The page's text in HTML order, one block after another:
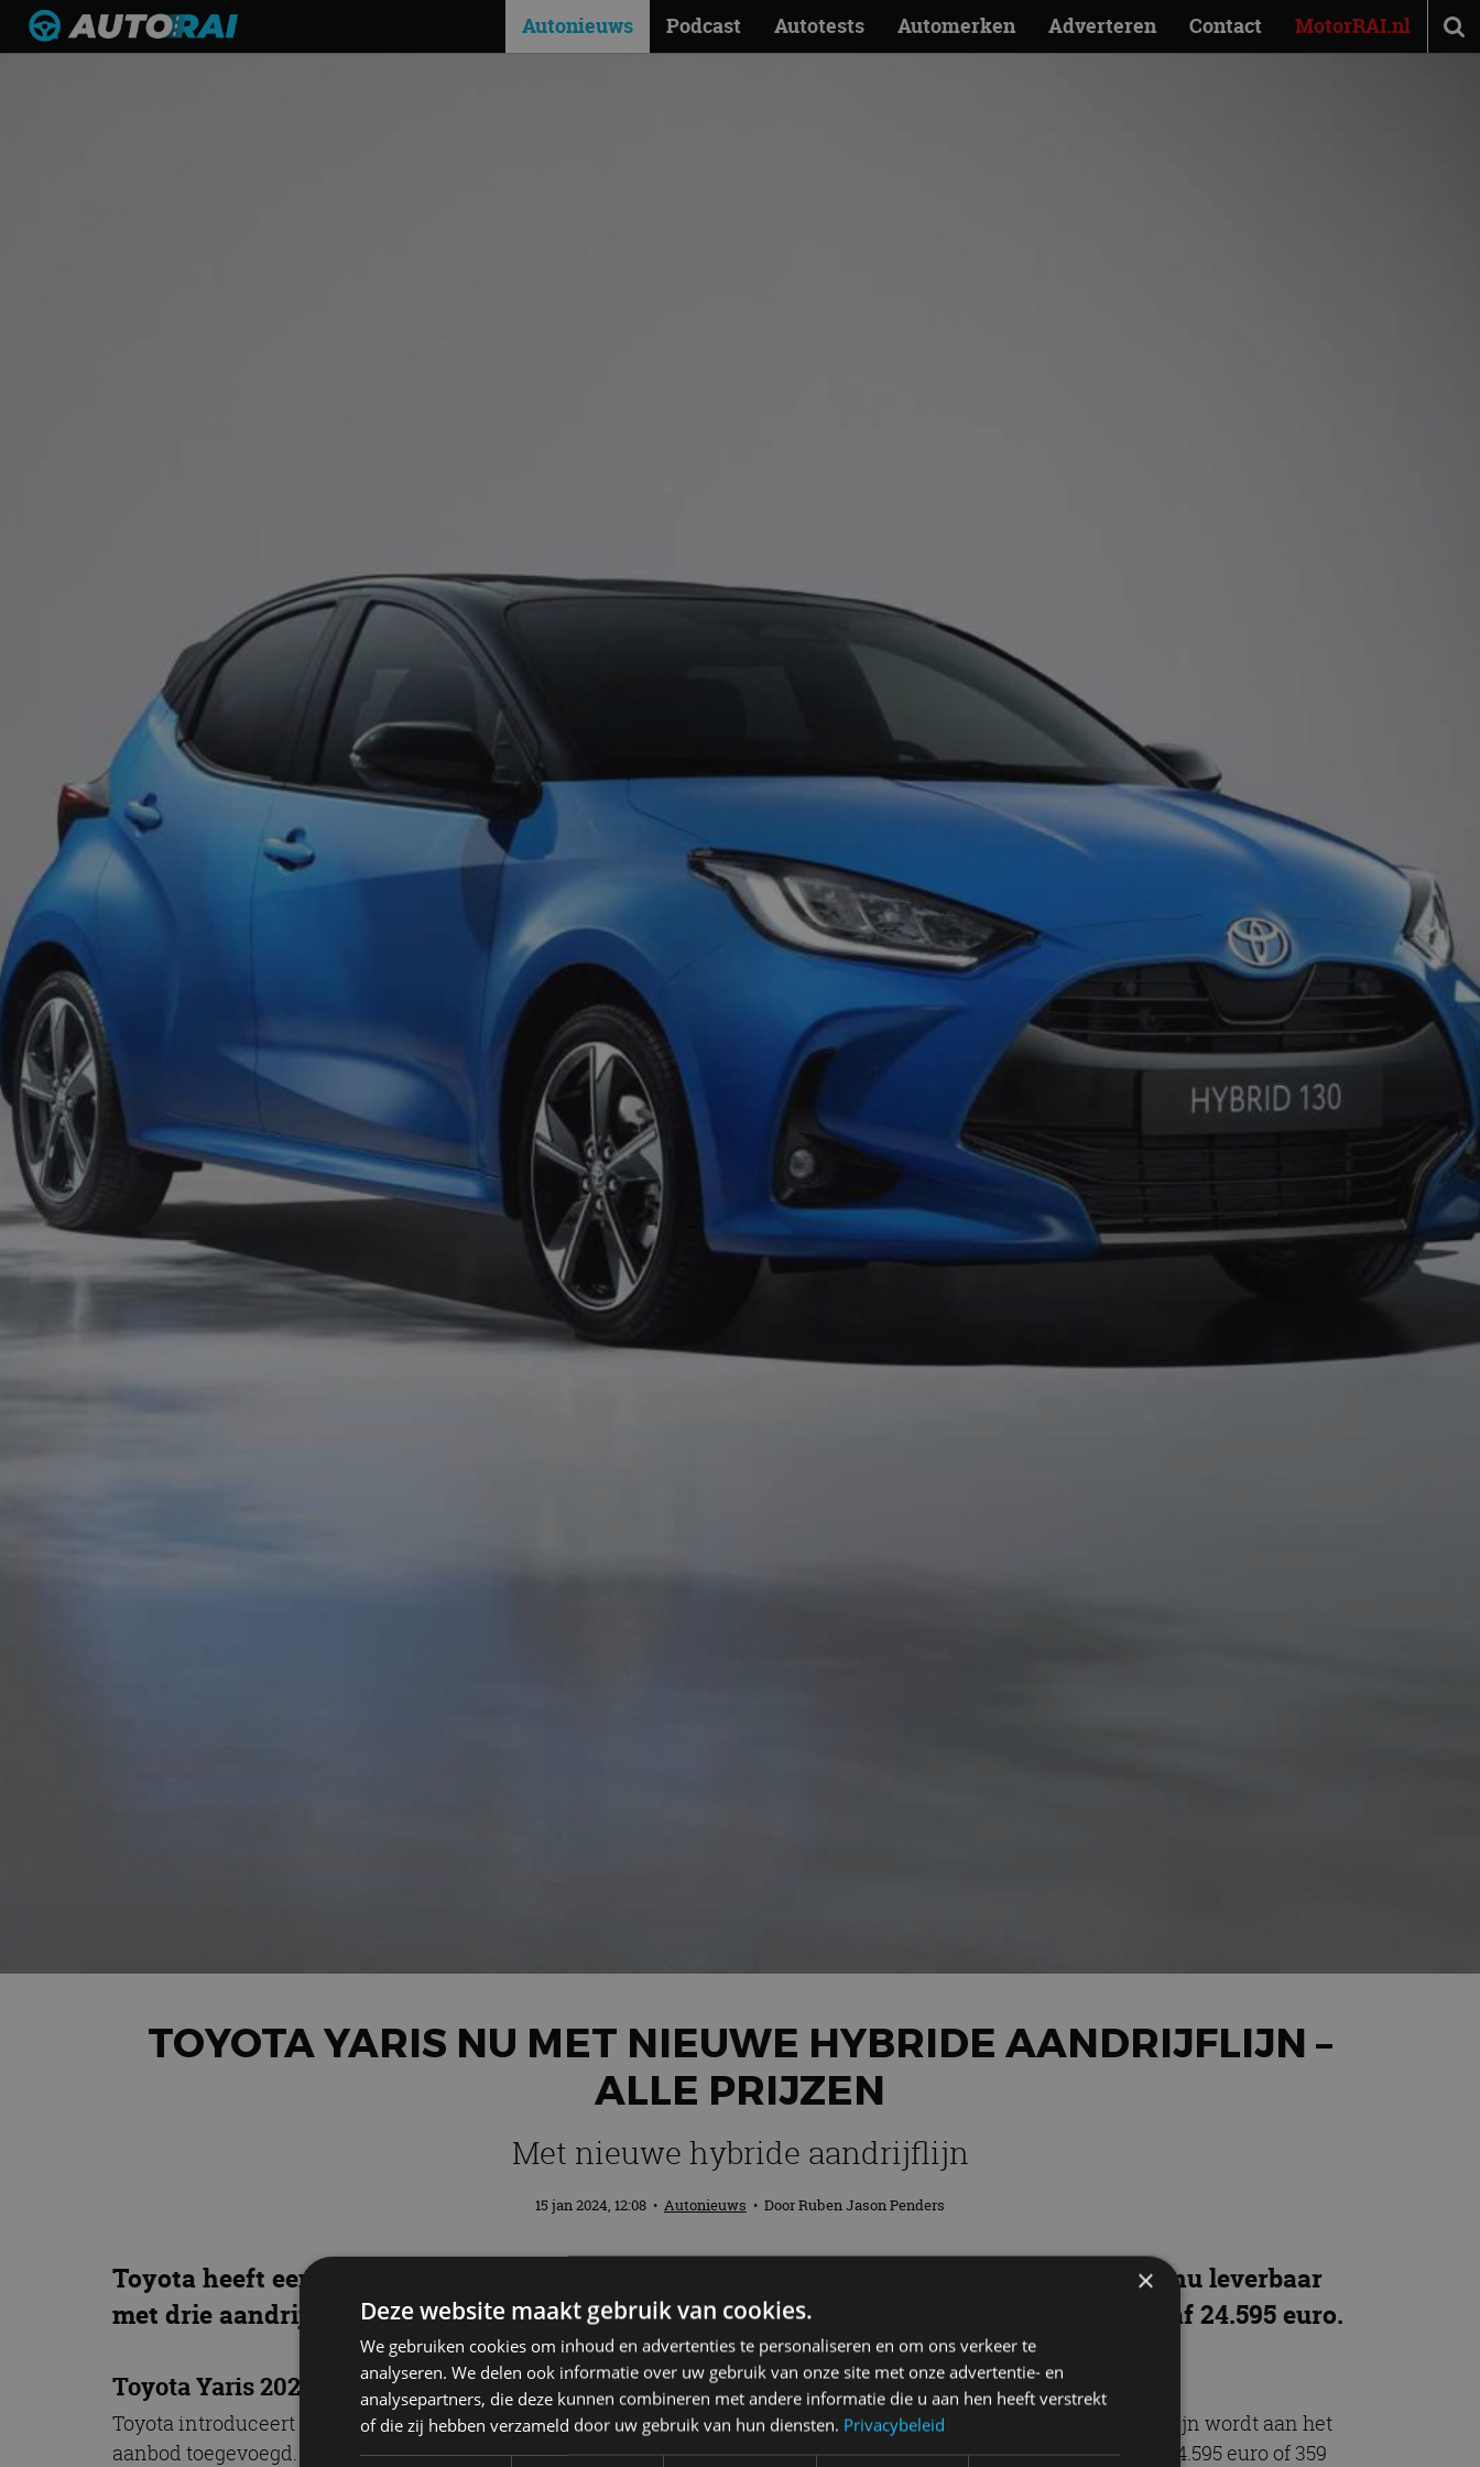
Autonieuws Podcast Autotests Automerken Adverteren Contact MotorRAI.nl
TOYOTA YARIS NU MET NIEUWE HYBRIDE AANDRIJFLIJN –
ALLE PRIJZEN
Met nieuwe hybride aandrijflijn
15 jan 2024, 12:08 • Autonieuws • DoorRuben Jason Penders
Toyota heeft een prijskaartje geplakt op de verbeterde Yaris. De compacte hatchback is nu leverbaar
met drie aandrijflijnen – waarvan twee hybride-elektrische aandrijflijnen – en is er vanaf 24.595 euro.
Toyota Yaris 2024
Toyota introduceert dit voorjaar een verbeterde Toyota Yaris. Een tweede, krachtigere hybride-elektrische aandrijflijn wordt aan het
aanbod toegevoegd. In maart staat de verbeterde Yaris in de Nederlandse showrooms. De prijzen beginnen vanaf 24.595 euro of 359
×
Deze website maakt gebruik van cookies.
We gebruiken cookies om inhoud en advertenties te personaliseren en om ons verkeer te
analyseren. We delen ook informatie over uw gebruik van onze site met onze advertentie- en
analysepartners, die deze kunnen combineren met andere informatie die u aan hen heeft verstrekt
of die zij hebben verzameld door uw gebruik van hun diensten. Privacybeleid